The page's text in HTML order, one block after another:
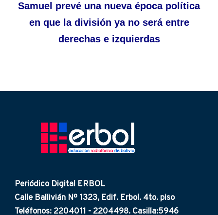
Samuel prevé una nueva época política
en que la división ya no será entre
derechas e izquierdas
Periódico Digital ERBOL
Calle Ballivián Nº 1323, Edif. Erbol. 4to. piso
Teléfonos: 2204011 - 2204498. Casilla:5946